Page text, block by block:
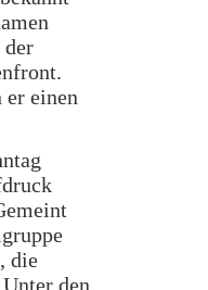
der
er einen
die
den